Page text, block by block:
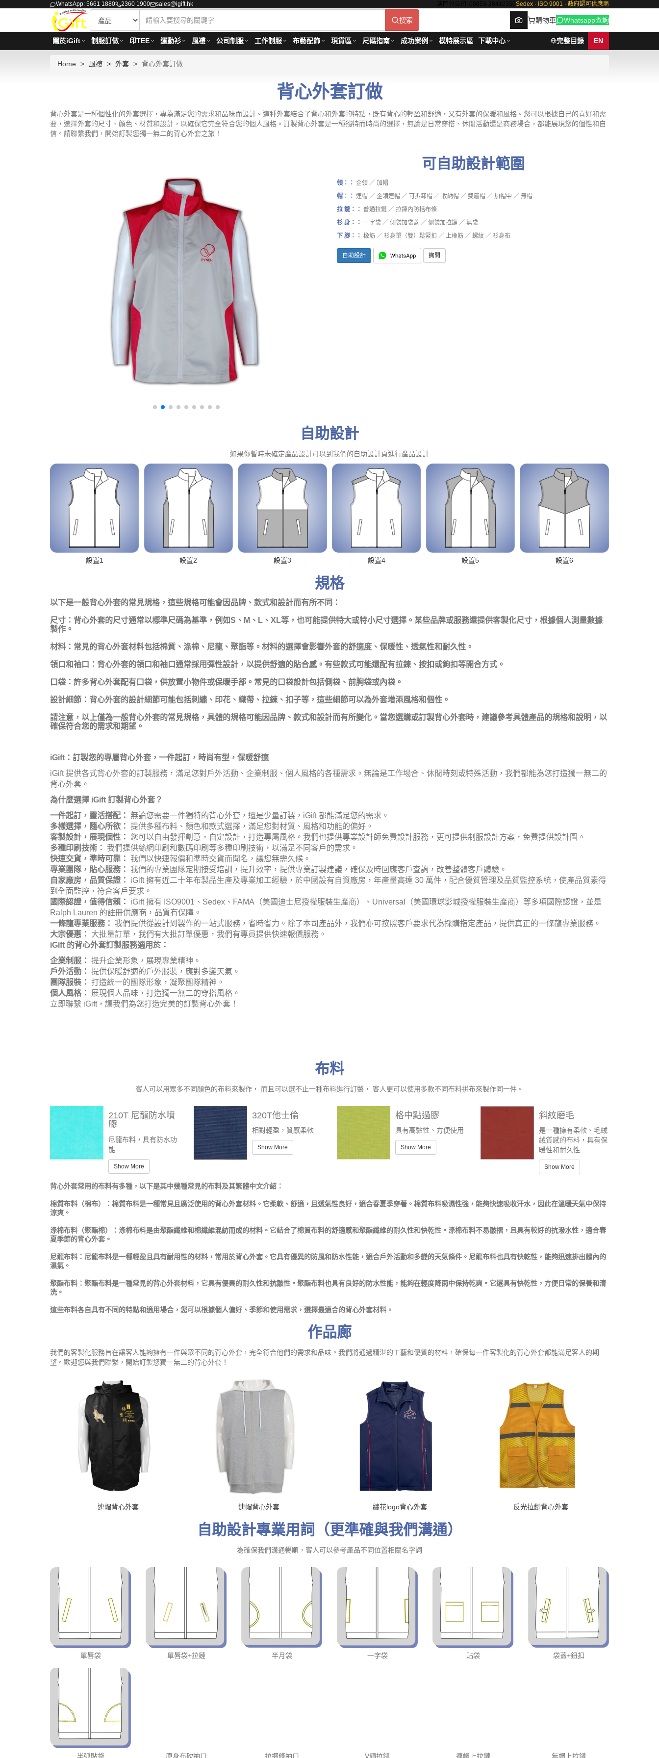
WhatsApp: 5661 1880 2360 1900 sales@igift.hk 澳門分公司: 00853-28410350 Sedex · ISO 9001 · 政府認可供應商
搜索 購物車 Whatsapp查詢
關於iGift 制服訂做 印TEE 運動衫 風褸 公司制服 工作制服 布藝配飾 現貨區 尺碼指南 成功案例 模特展示區 下載中心 完整目錄 EN
Home 風褸 外套 背心外套訂做
背心外套訂做
背心外套是一種個性化的外套選擇，專為滿足您的需求和品味而設計。這種外套結合了背心和外套的特點，既有背心的輕盈和舒適，又有外套的保暖和風格。您可以根據自己的喜好和需
要，選擇外套的尺寸、顏色、材質和設計，以確保它完全符合您的個人風格。訂製背心外套是一種獨特而時尚的選擇，無論是日常穿搭、休閒活動還是商務場合，都能展現您的個性和自
信。請聯繫我們，開始訂製您獨一無二的背心外套之旅！
可自助設計範圍
領：： 企領 ／ 加帽
帽：： 連帽 ／ 企領連帽 ／ 可拆卸帽 ／ 收納帽 ／ 雙層帽 ／ 加帽中 ／ 無帽
拉 鏈：： 普通拉鏈 ／ 拉鍊內防括布條
衫 身：： 一字袋 ／ 側袋加袋蓋 ／ 側袋加拉鏈 ／ 無袋
下 腳：： 橡筋 ／ 衫身單（雙）鬆緊扣 ／ 上橡筋 ／ 螺紋 ／ 衫身布
自助設計 詢問
自助設計
如果你暫時未確定產品設計可以到我們的自助設計頁進行產品設計
設置1 設置2 設置3 設置4 設置5 設置6
規格
以下是一般背心外套的常見規格，這些規格可能會因品牌、款式和設計而有所不同：
尺寸：背心外套的尺寸通常以標準尺碼為基準，例如S、M、L、XL等，也可能提供特大或特小尺寸選擇。某些品牌或服務還提供客製化尺寸，根據個人測量數據
製作。
材料：常見的背心外套材料包括棉質、涤棉、尼龍、聚酯等。材料的選擇會影響外套的舒適度、保暖性、透氣性和耐久性。
領口和袖口：背心外套的領口和袖口通常採用彈性設計，以提供舒適的貼合感。有些款式可能還配有拉鍊、按扣或鉤扣等開合方式。
口袋：許多背心外套配有口袋，供放置小物件或保暖手部。常見的口袋設計包括側袋、前胸袋或內袋。
設計細節：背心外套的設計細節可能包括刺繡、印花、織帶、拉鍊、扣子等，這些細節可以為外套增添風格和個性。
請注意，以上僅為一般背心外套的常見規格，具體的規格可能因品牌、款式和設計而有所變化。當您選購或訂製背心外套時，建議參考具體產品的規格和說明，以
確保符合您的需求和期望。
iGift：訂製您的專屬背心外套，一件起訂，時尚有型，保暖舒適
iGift 提供各式背心外套的訂製服務，滿足您對戶外活動、企業制服、個人風格的各種需求。無論是工作場合、休閒時刻或特殊活動，我們都能為您打造獨一無二的
背心外套。
為什麼選擇 iGift 訂製背心外套？
一件起訂，靈活搭配：
無論您需要一件獨特的背心外套，還是少量訂製，iGift 都能滿足您的需求。
多樣選擇，隨心所欲： 提供多種布料、顏色和款式選擇，滿足您對材質、風格和功能的偏好。
客製設計，展現個性： 您可以自由發揮創意，自定設計，打造專屬風格。我們也提供專業設計師免費設計服務，更可提供制服設計方案，免費提供設計圖。
多種印刷技術： 我們提供絲網印刷和數碼印刷等多種印刷技術，以滿足不同客戶的需求。
快速交貨，準時可靠： 我們以快速報價和準時交貨而聞名，讓您無需久候。
專業團隊，貼心服務： 我們的專業團隊定期接受培訓，提升效率，提供專業訂製建議，確保及時回應客戶查詢，改善整體客戶體驗。
自家廠房，品質保證：
iGift 擁有近二十年布製品生產及專業加工經驗，於中國設有自資廠房，年產量高達 30 萬件，配合優質管理及品質監控系統，使產品質素得
到全面監控，符合客戶要求。
國際認證，值得信賴：
iGift 擁有 ISO9001、Sedex、FAMA（美國迪士尼授權服裝生產商）、Universal（美國環球影城授權服裝生產商）等多項國際認證，並是
Ralph Lauren 的註冊供應商，品質有保障。
一條龍專業服務： 我們提供從設計到製作的一站式服務，省時省力。除了本司產品外，我們亦可按照客戶要求代為採購指定產品，提供真正的一條龍專業服務。
大宗優惠：
大批量訂單，我們有大批訂單優惠，我們有專員提供快速報價服務。
iGift 的背心外套訂製服務適用於：
企業制服： 提升企業形象，展現專業精神。
戶外活動： 提供保暖舒適的戶外服裝，應對多變天氣。
團隊服裝： 打造統一的團隊形象，凝聚團隊精神。
個人風格：
展現個人品味，打造獨一無二的穿搭風格。
立即聯繫 iGift，讓我們為您打造完美的訂製背心外套！
布料
客人可以用眾多不同顏色的布料來製作， 而且可以選不止一種布料進行訂製， 客人更可以使用多款不同布料拼布來製作同一件。
210T 尼龍防水噴
膠
尼龍布料，具有防水功
能
Show More
320T他士倫
相對輕盈，質感柔軟
Show More
格中點過膠
具有高黏性、方便使用
Show More
斜紋磨毛
是一種擁有柔軟、毛絨
絨質感的布料，具有保
暖性和耐久性
Show More
背心外套常用的布料有多種，以下是其中幾種常見的布料及其繁體中文介紹：
棉質布料（棉布）：棉質布料是一種常見且廣泛使用的背心外套材料。它柔軟、舒適，且透氣性良好，適合春夏季穿著。棉質布料吸濕性強，能夠快速吸收汗水，因此在溫暖天氣中保持
涼爽。
涤棉布料（聚酯棉）：涤棉布料是由聚酯纖維和棉纖維混紡而成的材料。它結合了棉質布料的舒適感和聚酯纖維的耐久性和快乾性。涤棉布料不易皺摺，且具有較好的抗潑水性，適合春
夏季節的背心外套。
尼龍布料：尼龍布料是一種輕盈且具有耐用性的材料，常用於背心外套。它具有優異的防風和防水性能，適合戶外活動和多變的天氣條件。尼龍布料也具有快乾性，能夠迅速排出體內的
濕氣。
聚酯布料：聚酯布料是一種常見的背心外套材料，它具有優異的耐久性和抗皺性。聚酯布料也具有良好的防水性能，能夠在輕度降雨中保持乾爽。它還具有快乾性，方便日常的保養和清
洗。
這些布料各自具有不同的特點和適用場合，您可以根據個人偏好、季節和使用需求，選擇最適合的背心外套材料。
作品廊
我們的客製化服務旨在讓客人能夠擁有一件與眾不同的背心外套，完全符合他們的需求和品味。我們將通過精湛的工藝和優質的材料，確保每一件客製化的背心外套都能滿足客人的期
望。歡迎您與我們聯繫，開始訂製您獨一無二的背心外套！
連帽背心外套 連帽背心外套 繡花logo背心外套 反光拉鏈背心外套
自助設計專業用詞（更準確與我們溝通）
為確保我們溝通暢順，客人可以參考產品不同位置相關名字詞
單唇袋 單唇袋+拉鏈 半月袋 一字袋 贴袋 袋蓋+鈕扣
半弧貼袋 原身布砍袖口 拉捆條袖口 V領拉鏈 連帽上拉鏈 無帽上拉鏈